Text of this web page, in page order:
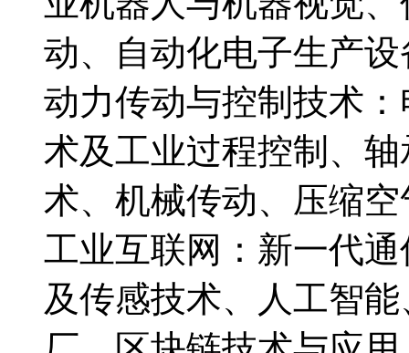
动、自动化电子生产
动力传动与控制技术
术及工业过程控制、
术、机械传动、压缩
工业互联网：新一代
及传感技术、人工智